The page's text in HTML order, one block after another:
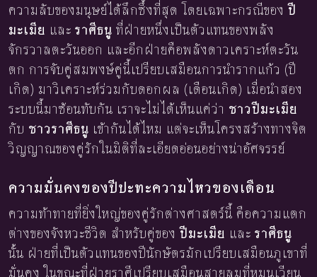
ความลับของมนุษย์ได้ลึกซึ้งที่สุด โดยเฉพาะกรณีของปี
มะเมีย และ ราศีธนู ที่ฝ่ายหนึ่งเป็นตัวแทนของพลัง
จักรวาลตะวันออก และอีกฝ่ายคือพลังดาวเคราะห์ตะวัน
ตก การจับคู่สมพงษ์คู่นี้เปรียบเสมือนการนำรากแก้ว (ปี
เกิด) มาวิเคราะห์ร่วมกับดอกผล (เดือนเกิด) เมื่อนำสอง
ระบบนี้มาซ้อนทับกัน เราจะไม่ได้เห็นแค่ว่า ชาวปีมะเมีย
กับ ชาวราศีธนู เข้ากันได้ไหม แต่จะเห็นโครงสร้างทางจิต
วิญญาณของคู่รักในมิติที่ละเอียดอ่อนอย่างน่าอัศจรรย์
ความมั่นคงของปีปะทะความไหวของเดือน
ความท้าทายที่ยิ่งใหญ่ของคู่รักต่างศาสตร์นี้ คือความแตก
ต่างของจังหวะชีวิต สำหรับคู่ของปีมะเมีย และ ราศีธนู
นั้น ฝ่ายที่เป็นตัวแทนของปีนักษัตรมักเปรียบเสมือนภูเขาที่
มั่นคง ในขณะที่ฝ่ายราศีเปรียบเสมือนสายลมที่หมุนเวียน